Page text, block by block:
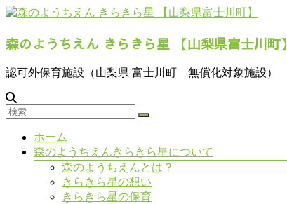
コ
テ
ツ
ス
キ
森のようちえん きらきら星 【山梨県富士川町】
認可外保育施設（山梨県 富士川町 無償化対象施設）
ホーム
森のようちえんきらきら星について
森のようちえんとは？
きらきら星の想い
きらきら星の保育